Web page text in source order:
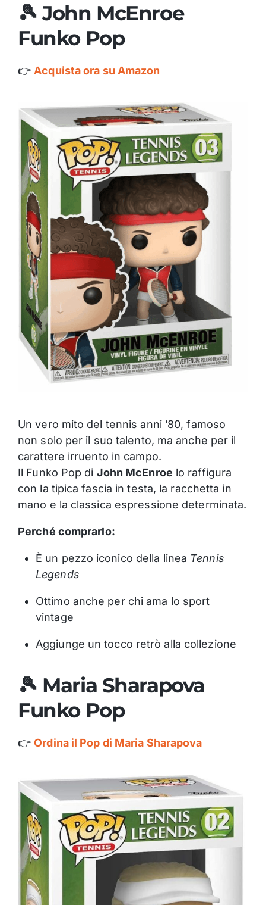
🎾 John McEnroe
Funko Pop
👉Acquista ora su Amazon
Un vero mito del tennis anni ’80, famoso
non solo per il suo talento, ma anche per il
carattere irruento in campo.
Il Funko Pop di John McEnroe lo raffigura
con la tipica fascia in testa, la racchetta in
mano e la classica espressione determinata.
Perché comprarlo:
È un pezzo iconico della linea Tennis
Legends
Ottimo anche per chi ama lo sport
vintage
Aggiunge un tocco retrò alla collezione
🎾 Maria Sharapova
Funko Pop
👉Ordina il Pop di Maria Sharapova